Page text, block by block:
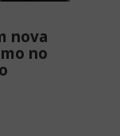
nova
no